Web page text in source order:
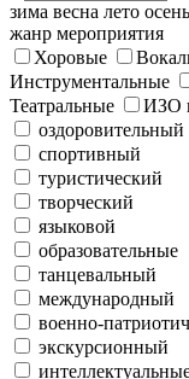
зима весна лето осень
жанр мероприятия
Хоровые
Инструментальные
Театральные
ИЗО
оздоровительный
спортивный
туристический
творческий
языковой
образовательные
танцевальный
международный
военно-
экскурсионный